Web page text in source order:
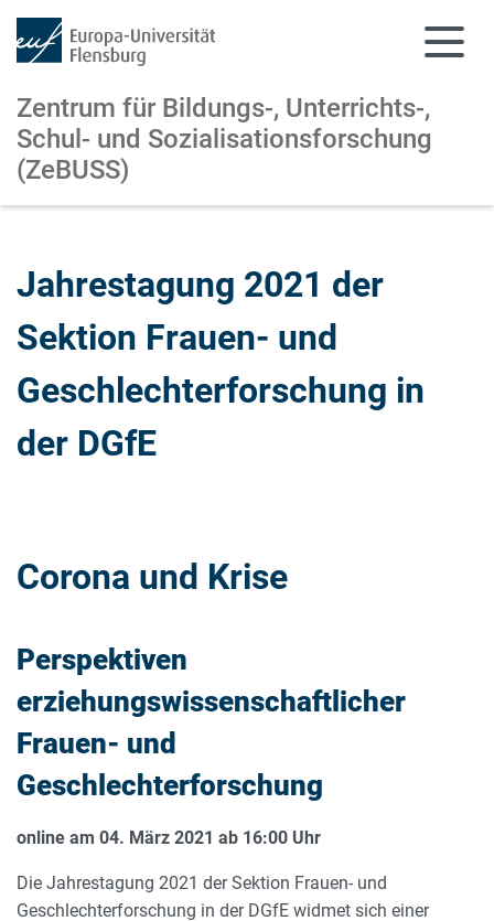
Zentrum für Bildungs-, Unterrichts-,
Schul- und Sozialisationsforschung
(ZeBUSS)
Jahrestagung 2021 der
Sektion Frauen- und
Geschlechterforschung in
der DGfE
Corona und Krise
Perspektiven
erziehungswissenschaftlicher
Frauen- und
Geschlechterforschung
online am 04. März 2021 ab 16:00 Uhr
Die Jahrestagung 2021 der Sektion Frauen- und
Geschlechterforschung in der DGfE widmet sich einer